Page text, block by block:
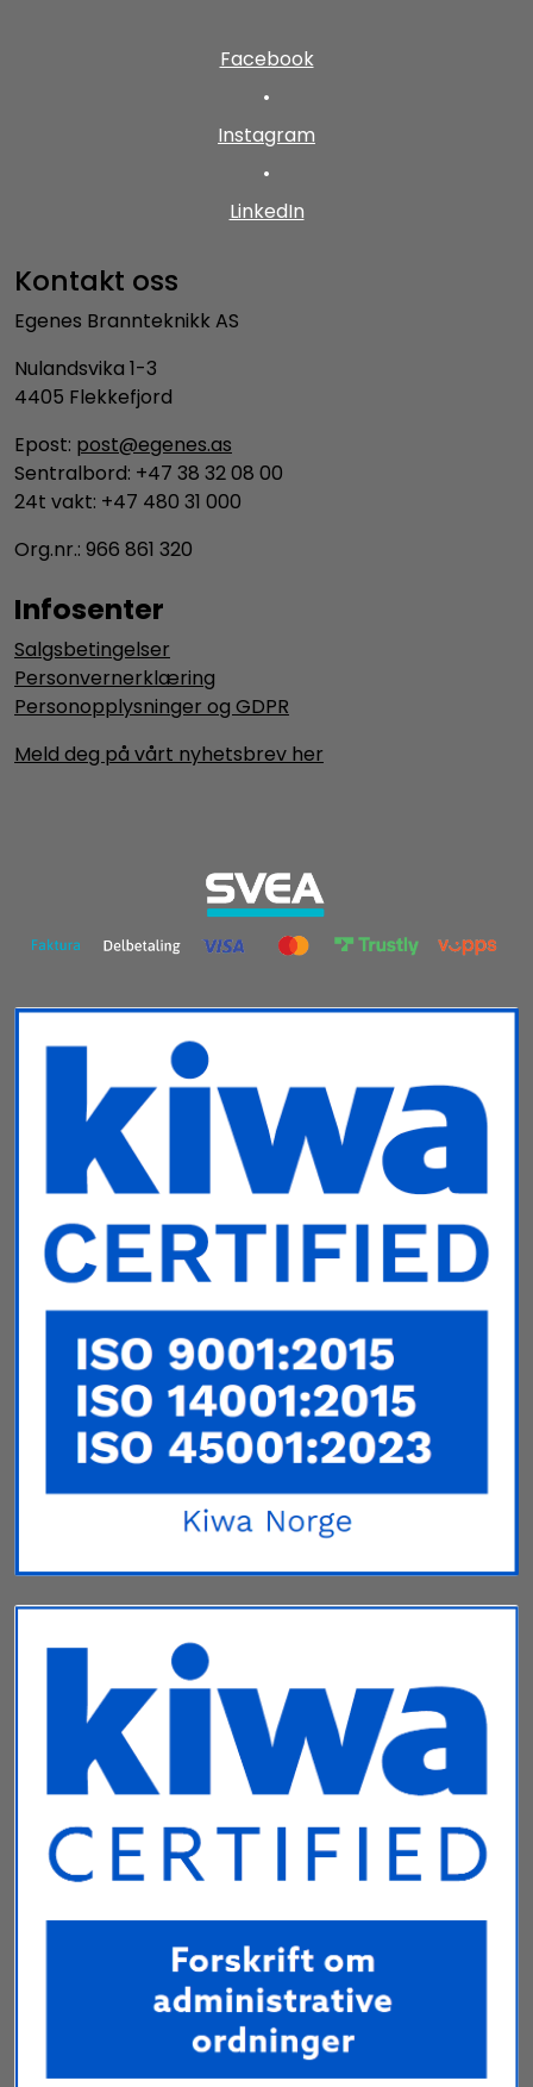
Facebook
•
Instagram
•
LinkedIn
Kontakt oss
Egenes Brannteknikk AS
Nulandsvika 1-3
4405 Flekkefjord
Epost: post@egenes.as
Sentralbord: +47 38 32 08 00
24t vakt: +47 480 31 000
Org.nr.: 966 861 320
Infosenter
Salgsbetingelser
Personvernerklæring
Personopplysninger og GDPR
Meld deg på vårt nyhetsbrev her